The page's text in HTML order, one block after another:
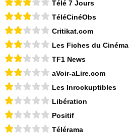
Télé 7 Jours
TéléCinéObs
Critikat.com
Les Fiches du Cinéma
TF1 News
aVoir-aLire.com
Les Inrockuptibles
Libération
Positif
Télérama